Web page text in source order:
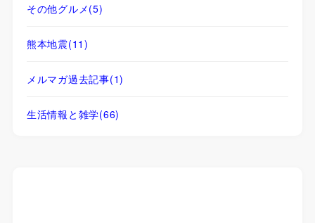
その他グルメ(5)
熊本地震(11)
メルマガ過去記事(1)
生活情報と雑学(66)